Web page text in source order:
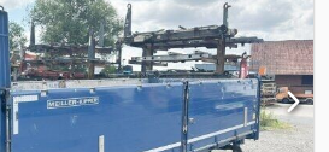
váz, oldalfalemelő bal oldalon, 2
ABS (blokkolásgátló rendszer), alsó
Codpfszna Sajx Angsrf
billenthető pótkocsi, bal
9 tonnás tengelyekkel, dobfékekkel!
álló információk alapján, mivel a